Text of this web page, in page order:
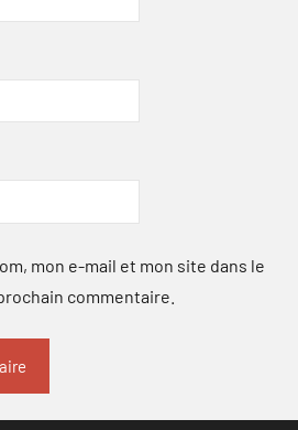
mon e-mail et mon site dans le
commentaire.